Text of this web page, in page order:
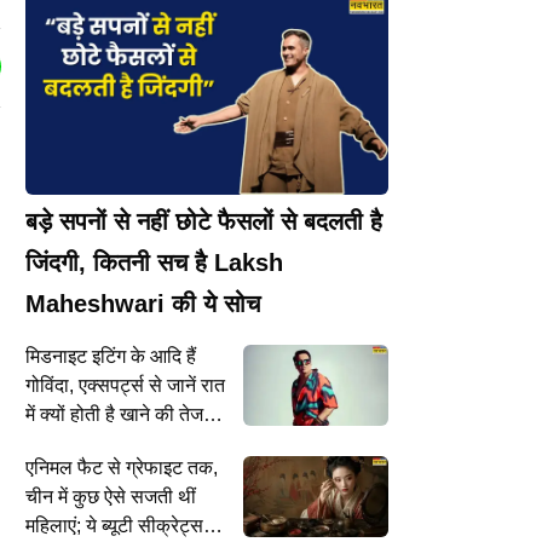
बड़े सपनों से नहीं छोटे फैसलों से बदलती है
जिंदगी, कितनी सच है Laksh
Maheshwari की ये सोच
मिडनाइट इटिंग के आदि हैं
गोविंदा, एक्सपर्ट्स से जानें रात
में क्यों होती है खाने की तेज
एनिमल फैट से ग्रेफाइट तक,
चीन में कुछ ऐसे सजती थीं
महिलाएं; ये ब्यूटी सीक्रेट्स